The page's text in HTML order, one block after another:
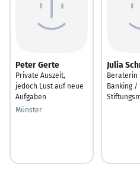
Peter Gerte
Private Auszeit,
jedoch Lust auf neue
Aufgaben
Münster
Julia
Beraterin
Banking /